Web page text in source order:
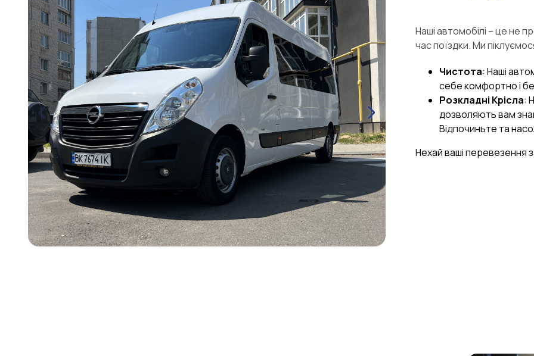
Наші автомобілі – це не
час поїздки. Ми
Чистота: Наші
себе комфортно і
Розкладні Крісла:
дозволяють вам
Відпочиньте та
Нехай ваші перевезення